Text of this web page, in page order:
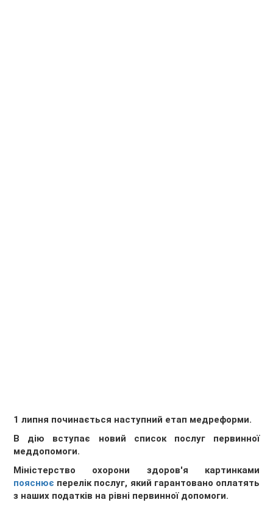
1 липня починається наступний етап медреформи.
В дію вступає новий список послуг первинної
меддопомоги.
Міністерство охорони здоров'я картинками
пояснює перелік послуг, який гарантовано оплатять
з наших податків на рівні первинної допомоги.